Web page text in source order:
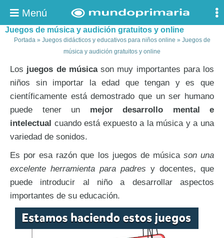
Menú
Juegos de música y audición gratuitos y online
Portada» Juegos didácticos y educativos para niños online » Juegos de
música y audición gratuitos y online
Los juegos de músicason muy importantes para los
niños sin importar la edad que tengan y es que
científicamente está demostrado que un ser humano
puede tener un mejor desarrollo mental e
intelectual cuando está expuesto a la música y a una
variedad de sonidos.
Es por esa razón que los juegos de música son una
excelente herramienta para padres y docentes, que
puede introducir al niño a desarrollar aspectos
importantes de su educación.